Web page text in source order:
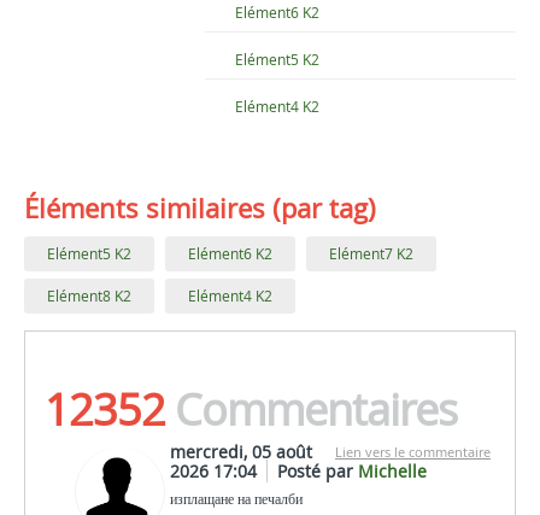
Elément6 K2
Elément5 K2
Elément4 K2
Éléments similaires (par tag)
Elément5 K2 Elément6 K2 Elément7 K2
Elément8 K2 Elément4 K2
12352Commentaires
Lien vers le commentaire
mercredi, 05 août
2026 17:04
Posté par Michelle
изплащане на печалби